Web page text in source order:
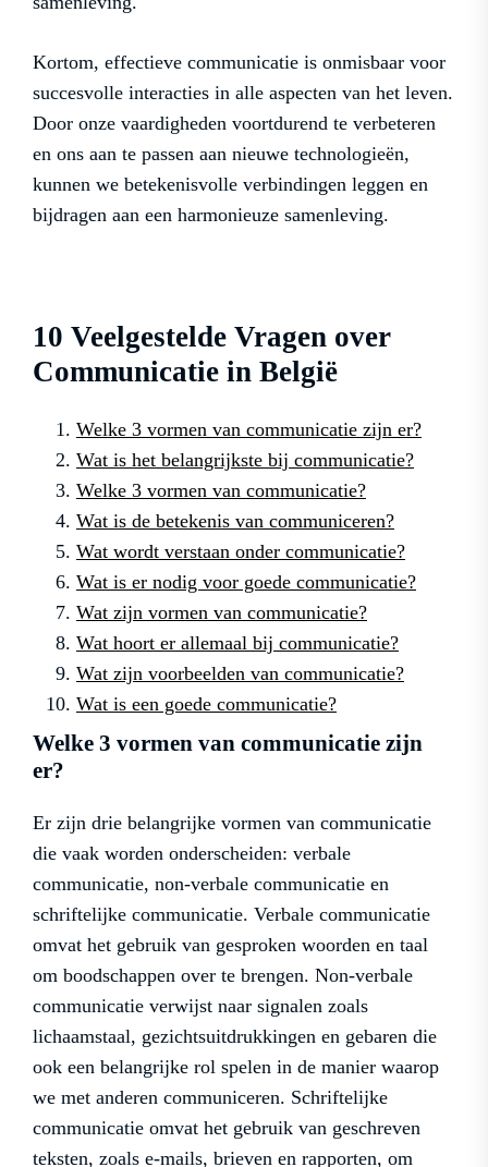
Kortom, effectieve communicatie is onmisbaar voor
succesvolle interacties in alle aspecten van het leven.
Door onze vaardigheden voortdurend te verbeteren
en ons aan te passen aan nieuwe technologieën,
kunnen we betekenisvolle verbindingen leggen en
bijdragen aan een harmonieuze samenleving.
10 Veelgestelde Vragen over
Communicatie in België
Welke 3 vormen van communicatie zijn er?
Wat is het belangrijkste bij communicatie?
Welke 3 vormen van communicatie?
Wat is de betekenis van communiceren?
Wat wordt verstaan onder communicatie?
Wat is er nodig voor goede communicatie?
Wat zijn vormen van communicatie?
Wat hoort er allemaal bij communicatie?
Wat zijn voorbeelden van communicatie?
Wat is een goede communicatie?
Welke 3 vormen van communicatie zijn
er?
Er zijn drie belangrijke vormen van communicatie
die vaak worden onderscheiden: verbale
communicatie, non-verbale communicatie en
schriftelijke communicatie. Verbale communicatie
omvat het gebruik van gesproken woorden en taal
om boodschappen over te brengen. Non-verbale
communicatie verwijst naar signalen zoals
lichaamstaal, gezichtsuitdrukkingen en gebaren die
ook een belangrijke rol spelen in de manier waarop
we met anderen communiceren. Schriftelijke
communicatie omvat het gebruik van geschreven
teksten, zoals e-mails, brieven en rapporten, om